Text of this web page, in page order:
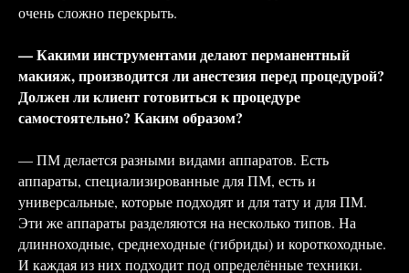
очень сложно перекрыть.
— Какими инструментами делают перманентный
макияж, производится ли анестезия перед процедурой?
Должен ли клиент готовиться к процедуре
самостоятельно? Каким образом?
— ПМ делается разными видами аппаратов. Есть
аппараты, специализированные для ПМ, есть и
универсальные, которые подходят и для тату и для ПМ.
Эти же аппараты разделяются на несколько типов. На
длинноходные, среднеходные (гибриды) и короткоходные.
И каждая из них подходит под определённые техники.